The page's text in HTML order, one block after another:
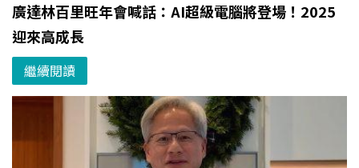
廣達林百里旺年會喊話：AI超級電腦將登場！2025
迎來高成長
繼續閱讀